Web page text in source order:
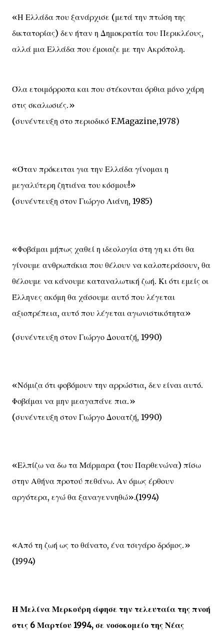
«Η Ελλάδα που ξανάρχισε (μετά την πτώση της
δικτατορίας) δεν ήταν η Δημοκρατία του Περικλέους,
αλλά μια Ελλάδα που έμοιαζε με την Ακρόπολη.
Όλα ετοιμόρροπα και που στέκονται όρθια μόνο χάρη
στις σκαλωσιές.»
(συνέντευξη στο περιοδικό F.Magazine,1978)
«Όταν πρόκειται για την Ελλάδα γίνομαι η
μεγαλύτερη ζητιάνα του κόσμου!»
(συνέντευξη στον Γιώργο Λιάνη, 1985)
«Φοβάμαι μήπως χαθεί η ιδεολογία στη γη κι ότι θα
γίνουμε ανθρωπάκια που θέλουν να καλοπεράσουν, θα
θέλουμε να κάνουμε καταναλωτική ζωή. Κι ότι εμείς οι
Έλληνες ακόμη θα χάσουμε αυτό που λέγεται
αξιοπρέπεια, αυτό που λέγεται αγωνιστικότητα»
(συνέντευξη στον Γιώργο Δουατζή, 1990)
«Νόμιζα ότι φοβόμουν την αρρώστια, δεν είναι αυτό.
Φοβάμαι να μην μεαγαπάνε πια.»
(συνέντευξη στον Γιώργο Δουατζή, 1990)
«Ελπίζω να δω τα Μάρμαρα (του Παρθενώνα) πίσω
στην Αθήνα προτού πεθάνω. Αν όμως έρθουν
αργότερα, εγώ θα ξαναγεννηθώ».(1994)
«Από τη ζωή ως το θάνατο, ένα τσιγάρο δρόμος.»
(1994)
Η Μελίνα Μερκούρη άφησε την τελευταία της πνοή
στις 6 Μαρτίου 1994, σε νοσοκομείο της Νέας